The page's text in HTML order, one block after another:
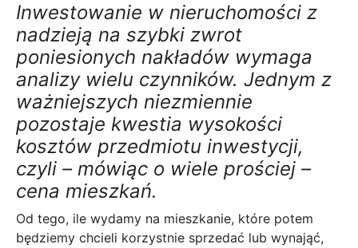
Inwestowanie w nieruchomości z
nadzieją na szybki zwrot
poniesionych nakładów wymaga
analizy wielu czynników. Jednym z
ważniejszych niezmiennie
pozostaje kwestia wysokości
kosztów przedmiotu inwestycji,
czyli – mówiąc o wiele prościej –
cena mieszkań.
Od tego, ile wydamy na mieszkanie, które potem
będziemy chcieli korzystnie sprzedać lub wynająć,